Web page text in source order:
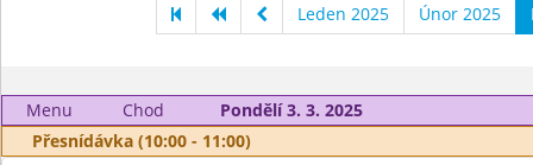
Leden 2025 Únor 2025
Menu Chod
Pondělí 3. 3. 2025
Přesnídávka (10:00 - 11:00)